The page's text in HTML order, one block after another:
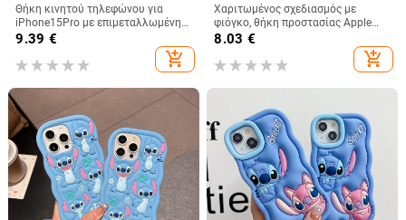
Θήκη κινητού τηλεφώνου για
iPhone15Pro με επιμεταλλωμένη
κόλλα και ρετούς, θήκη
προστασίας Apple 12 Promax με
πούλιες
9.39 €
add_shopping_cart
Χαριτωμένος σχεδιασμός με
φιόγκο, θήκη προστασίας Apple
iPhone 11–15 Pro Max, πλήρης
8.03 €
add_shopping_cart